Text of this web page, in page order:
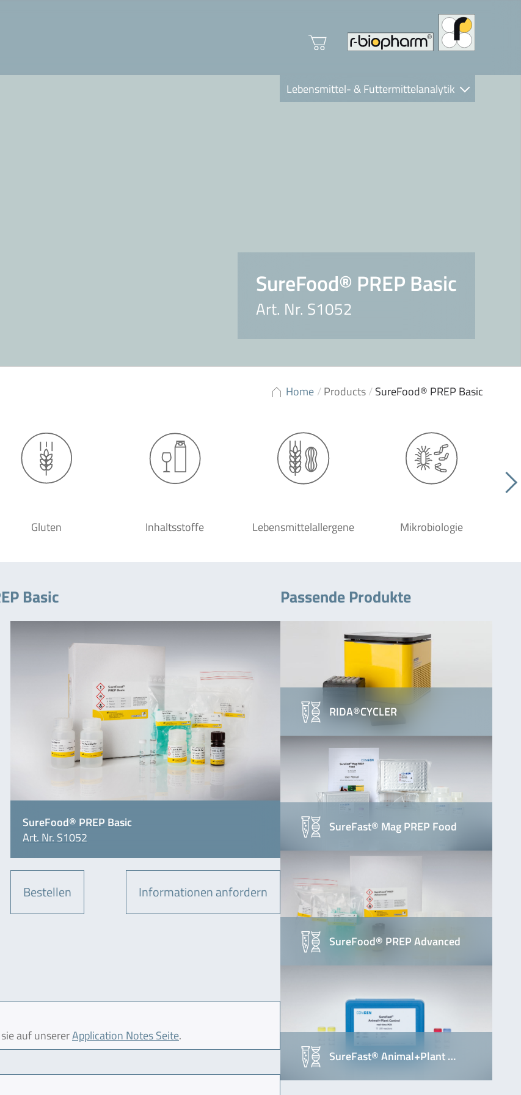
Lebensmittel- & Futtermittelanalytik
SureFood® PREP Basic
Art. Nr. S1052
Home /Products/SureFood® PREP Basic
Gluten Inhaltsstoffe Lebensmittelallergene Mikrobiologie
Basic
SureFood® PREP Basic
Art. Nr. S1052
Bestellen Informationen anfordern
auf unsererApplication Notes Seite.
Passende Produkte
RIDA®CYCLER
SureFast® Mag PREP Food
SureFood® PREP Advanced
SureFast® Animal+Plant …